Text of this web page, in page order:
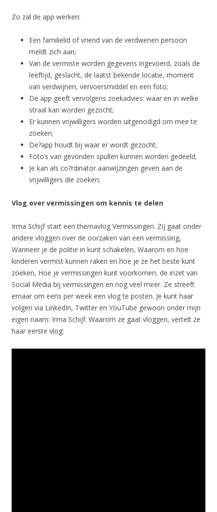
Zo zal de app werken:
Een familielid of vriend van de verdwenen persoon
meldt zich aan;
Van de vermiste worden gegevens ingevoerd, zoals de
leeftijd, geslacht, de laatst bekende locatie, moment
van verdwijnen, vervoersmiddel en een foto;
De app geeft vervolgens zoekadvies: waar en in welke
straal kan worden gezocht;
Er kunnen vrijwilligers worden uitgenodigd om mee te
zoeken;
De?app houdt bij waar er wordt gezocht;
Foto’s van gevonden spullen kunnen worden gedeeld;
Je kan als co?rdinator aanwijzingen geven aan de
vrijwilligers die zoeken;
Vlog over vermissingen om kennis te delen
Irma Schijf start een themavlog Vermissingen. Zij gaat onder
andere vloggen over de oorzaken van een vermissing,
Wanneer je de politie in kunt schakelen, Waarom en hoe
kinderen vermist kunnen raken en hoe je ze het beste kunt
zoeken, Hoe je vermissingen kunt voorkomen, de inzet van
Social Media bij vermissingen en nog veel meer. Ze streeft
ernaar om eens per week een vlog te posten. Je kunt haar
volgen via LinkedIn, Twitter en YouTube gewoon onder mijn
eigen naam: Irma Schijf. Waarom ze gaat vloggen, vertelt ze
haar eerste vlog: